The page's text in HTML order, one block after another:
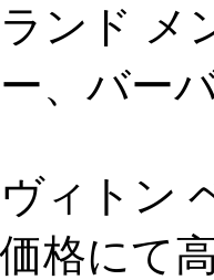
ランド メ
ー、バー
ヴィトン
価格にて